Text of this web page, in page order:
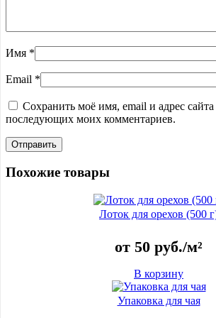
Имя *
Email *
Сохранить моё имя, email и адрес сайта
последующих моих комментариев.
Похожие товары
Лоток для орехов (500
от 50 руб./м²
В корзину
Упаковка для чая